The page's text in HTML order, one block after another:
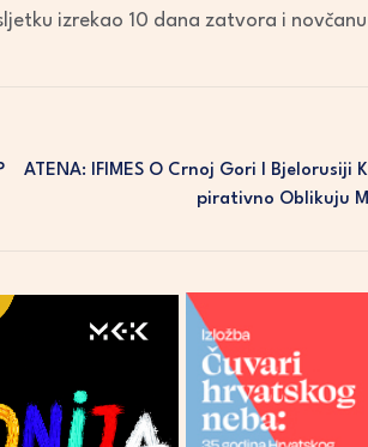
izrekao 10 dana zatvora i
ATENA: IFIMES O Crnoj Gori I Bjelorusiji
Pirativno Oblikuju